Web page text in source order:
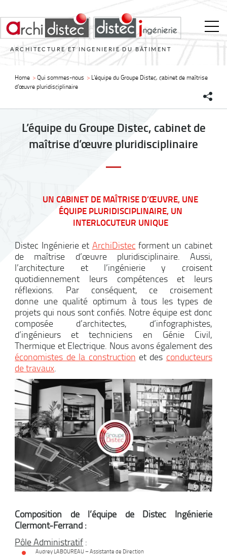
ARCHITECTURE ET INGENIERIE DU BÂTIMENT
Home >Qui sommes-nous > L’équipe du Groupe Distec, cabinet de maîtrise
d’œuvre pluridisciplinaire
L’équipe du Groupe Distec, cabinet de
maîtrise d’œuvre pluridisciplinaire
UN CABINET DE MAÎTRISE D’ŒUVRE, UNE
ÉQUIPE PLURIDISCIPLINAIRE, UN
INTERLOCUTEUR UNIQUE
Distec Ingénierie et ArchiDistec forment un cabinet
de maîtrise d’œuvre pluridisciplinaire. Aussi,
l’architecture et l’ingénierie y croisent
quotidiennement leurs compétences et leurs
réflexions. Par conséquent, ce croisement
donne une qualité optimum à tous les types de
projets qui nous sont confiés. Notre équipe est donc
composée d’architectes, d’infographistes,
d’ingénieurs et techniciens en Génie Civil,
Thermique et Electrique. Nous avons également des
économistes de la construction et des conducteurs
de travaux.
Composition de l’équipe de Distec Ingénierie
Clermont-Ferrand :
Pôle Administratif :
Audrey LABOUREAU – Assistante de Direction